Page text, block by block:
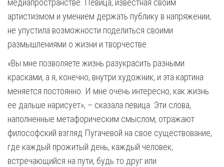
медиапространстве. Певица, известная своим
артистизмом и умением держать публику в напряжении,
не упустила возможности поделиться своими
размышлениями о жизни и творчестве.
«Вы мне позволяете жизнь разукрасить разными
красками, а я, конечно, внутри художник, и эта картина
меняется постоянно. И мне очень интересно, как жизнь
ее дальше нарисует», – сказала певица. Эти слова,
наполненные метафорическим смыслом, отражают
философский взгляд Пугачевой на свое существование,
где каждый прожитый день, каждый человек,
встречающийся на пути, будь то друг или